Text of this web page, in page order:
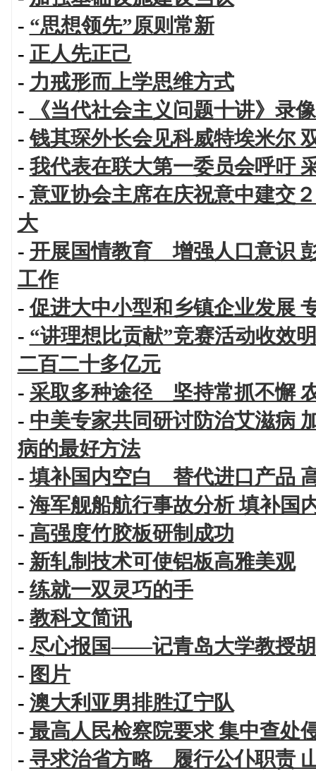
- “思想领先”原则常新
- 正人先正己
- 力戒形而上学思维方式
-
《当代社会主义问题十讲》录
-钱其琛外长会见科威特埃米尔
- 我代表在联大第一委员会呼吁
- 意亚协会主席在庆祝意中建交
大
- 开展国情教育 增强人口意识
工作
-促进大中小型和乡镇企业发展
- “讲理想比贡献”竞赛活动收效
二百二十多亿元
- 采取多种途径 坚持常抓不懈
- 中美专家共同研讨防治艾滋病
病的最好方法
-填补国内空白 替代进口产品
- 海军舰船航行事故分析 填补国
- 高强度竹胶板研制成功
- 新轧制技术可使铝板高雅美观
- 练就一双灵巧的手
- 教科文简讯
- 尽心报国——记青岛大学教授
- 图片
- 澳大利亚男排胜辽宁队
- 最高人民检察院要求 集中查处
- 寻求治省方略 履行公仆职责